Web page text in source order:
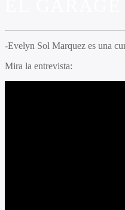
-Evelyn Sol Marquez es una
Mira la entrevista: